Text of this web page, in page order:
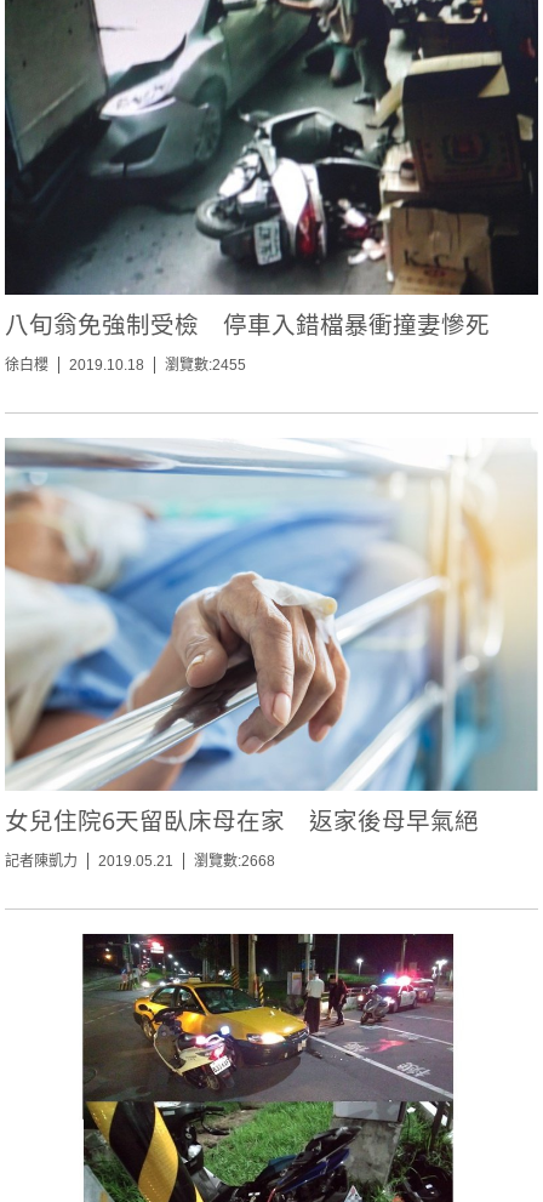
八旬翁免強制受檢 停車入錯檔暴衝撞妻慘死
徐白櫻 2019.10.18 瀏覽數:2455
女兒住院6天留臥床母在家 返家後母早氣絕
記者陳凱力 2019.05.21 瀏覽數:2668